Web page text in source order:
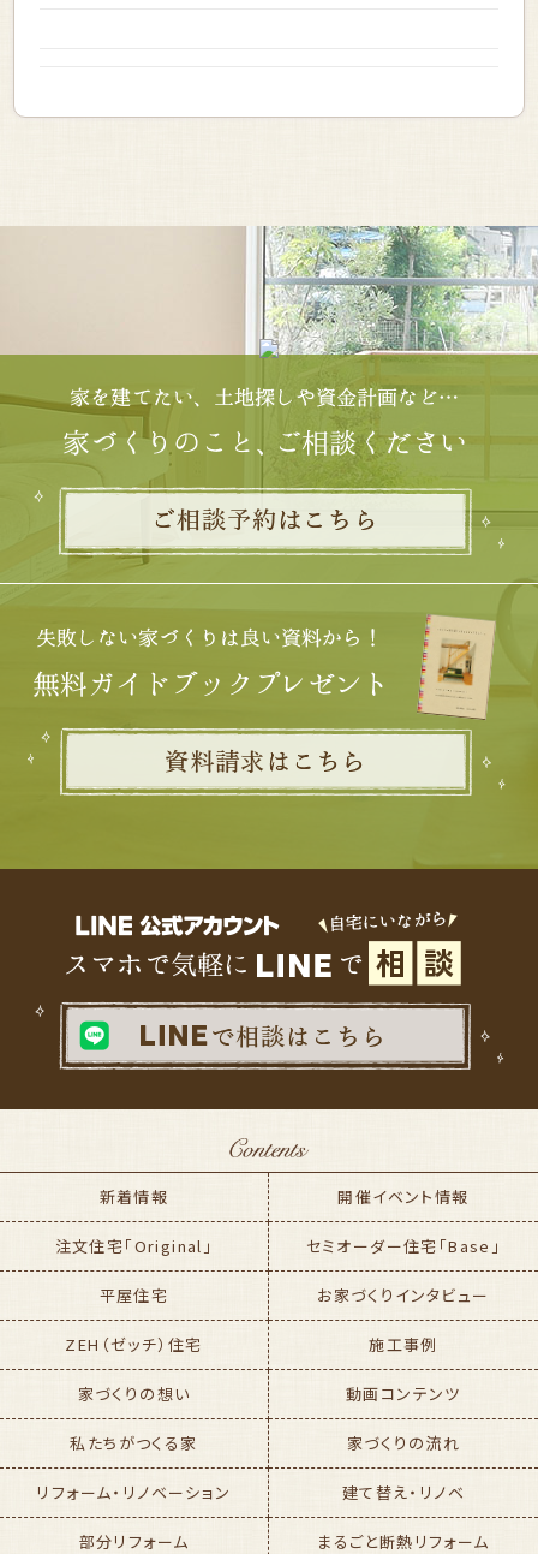
新着情報 開催イベント情報
注文住宅「Original」 セミオーダー住宅「Base」
平屋住宅 お家づくりインタビュー
ZEH（ゼッチ）住宅 施工事例
家づくりの想い 動画コンテンツ
私たちがつくる家 家づくりの流れ
リフォーム・リノベーション 建て替え・リノベ
部分リフォーム まるごと断熱リフォーム